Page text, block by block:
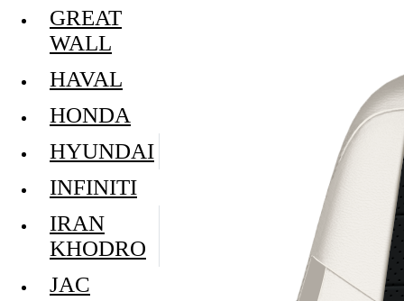
GREAT
WALL
HAVAL
HONDA
HYUNDAI
INFINITI
IRAN
KHODRO
JAC